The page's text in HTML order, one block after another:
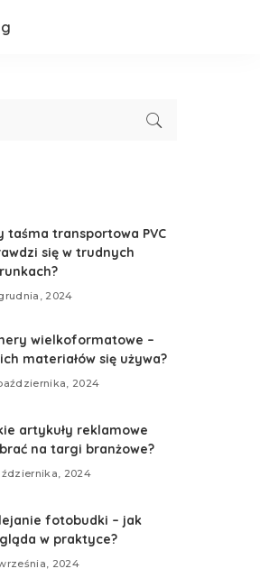
taśma transportowa PVC
się w trudnych
2024
wielkoformatowe –
materiałów się używa?
2024
artykuły reklamowe
na targi branżowe?
2024
fotobudki – jak
w praktyce?
2024